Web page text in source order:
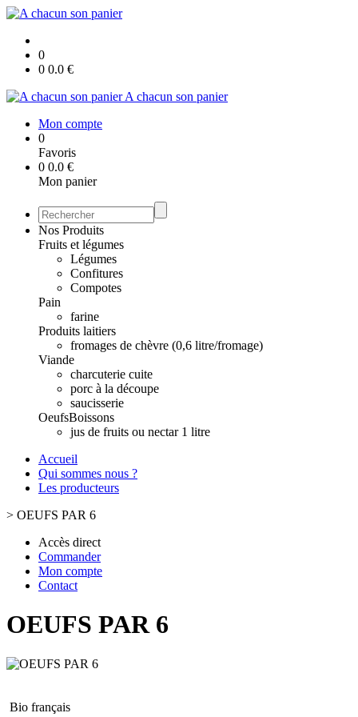
0
0 0.0 €
A chacun son panier
Mon compte
0
Favoris
0 0.0 €
Mon panier
Nos Produits
Fruits et légumes
Légumes
Confitures
Compotes
Pain
farine
Produits laitiers
fromages de chèvre (0,6 litre/fromage)
Viande
charcuterie cuite
porc à la découpe
saucisserie
OeufsBoissons
jus de fruits ou nectar 1 litre
Accueil
Qui sommes nous ?
Les producteurs
> OEUFS PAR 6
Accès direct
Commander
Mon compte
Contact
OEUFS PAR 6
Bio français